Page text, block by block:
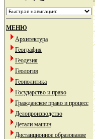
МЕНЮ
Архитектура
География
Геодезия
Геология
Геополитика
Государство и право
Гражданское право и процесс
Делопроизводство
Детали машин
Дистанционное образование